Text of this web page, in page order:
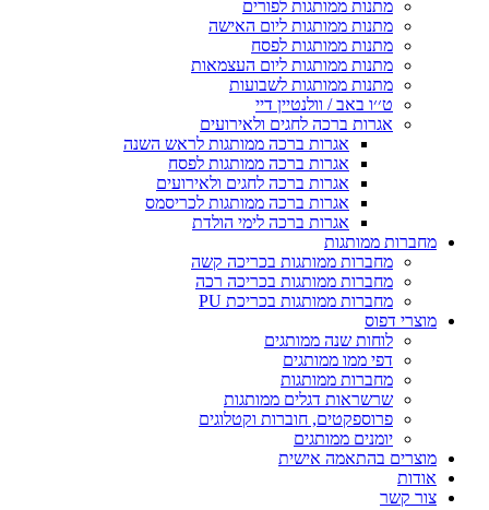
מתנות ממותגות לפורים
מתנות ממותגות ליום האישה
מתנות ממותגות לפסח
מתנות ממותגות ליום העצמאות
מתנות ממותגות לשבועות
ט׳׳ו באב / וולנטיין דיי
אגרות ברכה לחגים ולאירועים
אגרות ברכה ממותגות לראש השנה
אגרות ברכה ממותגות לפסח
אגרות ברכה לחגים ולאירועים
אגרות ברכה ממותגות לכריסמס
אגרות ברכה לימי הולדת
מחברות ממותגות
מחברות ממותגות בכריכה קשה
מחברות ממותגות בכריכה רכה
מחברות ממותגות בכריכת PU
מוצרי דפוס
לוחות שנה ממותגים
דפי ממו ממותגים
מחברות ממותגות
שרשראות דגלים ממותגות
פרוספקטים, חוברות וקטלוגים
יומנים ממותגים
מוצרים בהתאמה אישית
אודות
צור קשר